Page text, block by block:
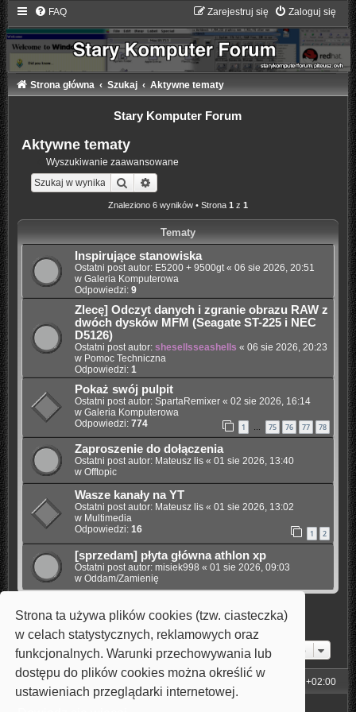
Strona ta używa plików cookies (tzw. ciasteczka)
w celach statystycznych, reklamowych oraz
funkcjonalnych. Warunki przechowywania lub
dostępu do plików cookies można określić w
ustawieniach przeglądarki internetowej.
FAQ Zaloguj się
Zarejestruj się
Strona główna Szukaj Aktywne tematy
Stary Komputer Forum
Aktywne tematy
Wyszukiwanie zaawansowane
Szukaj
Znaleziono 6 wyników • Strona 1 z 1
Tematy
Inspirujące stanowiska
Ostatni post autor: E5200 + 9500gt« 06 sie 2026, 20:51
w Galeria Komputerowa
Odpowiedzi: 9
Zlecę] Odczyt danych i zgranie obrazu RAW z
dwóch dysków MFM (Seagate ST-225 i NEC
D5126)
Ostatni post autor: shesellsseashells « 06 sie 2026, 20:23
w Pomoc Techniczna
Odpowiedzi: 1
Pokaż swój pulpit
Ostatni post autor: SpartaRemixer« 02 sie 2026, 16:14
w Galeria Komputerowa
Odpowiedzi: 774 1 … 75 76 77 78
Zaproszenie do dołączenia
Ostatni post autor: Mateusz lis« 01 sie 2026, 13:40
w Offtopic
Wasze kanały na YT
Ostatni post autor: Mateusz lis« 01 sie 2026, 13:02
w Multimedia
Odpowiedzi: 16 1 2
[sprzedam] płyta główna athlon xp
Ostatni post autor: misiek998 « 01 sie 2026, 09:03
w Oddam/Zamienię
Znaleziono 6 wyników • Strona1z1
Przejdź do
Strona główna UTC+02:00